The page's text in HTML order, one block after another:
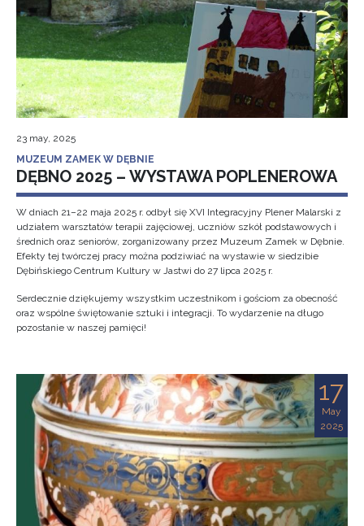
23 may, 2025
MUZEUM ZAMEK W DĘBNIE
DĘBNO 2025 – WYSTAWA POPLENEROWA
W dniach 21–22 maja 2025 r. odbył się XVI Integracyjny Plener Malarski z
udziałem warsztatów terapii zajęciowej, uczniów szkół podstawowych i
średnich oraz seniorów, zorganizowany przez Muzeum Zamek w Dębnie.
Efekty tej twórczej pracy można podziwiać na wystawie w siedzibie
Dębińskiego Centrum Kultury w Jastwi do 27 lipca 2025 r.
Serdecznie dziękujemy wszystkim uczestnikom i gościom za obecność
oraz wspólne świętowanie sztuki i integracji. To wydarzenie na długo
pozostanie w naszej pamięci!
17
May
2025